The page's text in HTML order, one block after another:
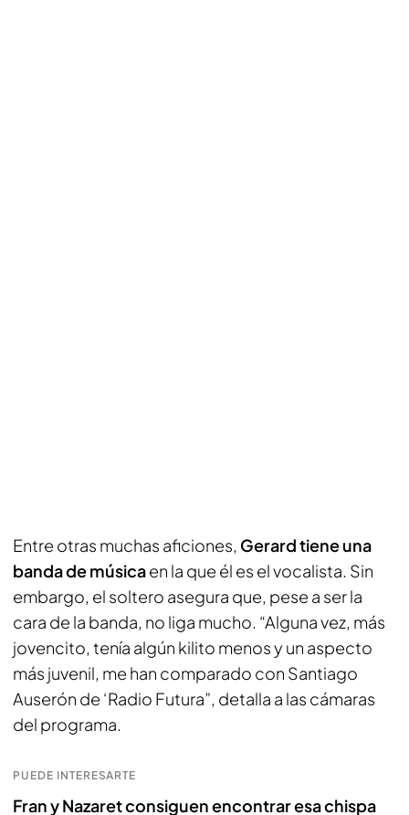
Entre otras muchas aficiones, Gerard tiene una
banda de músicaen la que él es el vocalista. Sin
embargo, el soltero asegura que, pese a ser la
cara de la banda, no liga mucho. “Alguna vez, más
jovencito, tenía algún kilito menos y un aspecto
más juvenil, me han comparado con Santiago
Auserón de ‘Radio Futura”, detalla a las cámaras
del programa.
PUEDE INTERESARTE
Fran y Nazaret consiguen encontrar esa chispa